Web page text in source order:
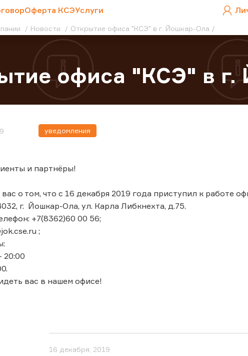
Оферта КСЭУслуги
Новости Открытие офиса "КСЭ" в г. Йошкар-Ола
офиса "КСЭ" в г.
уведомления
и партнёры!
о том, что с 16 декабря 2019 года приступил к работе
г. Йошкар-Ола, ул. Карла Либкнехта, д.75.
+7(8362)60 00 56;
;
20:00
вас в нашем офисе!
16 декабря, 2019